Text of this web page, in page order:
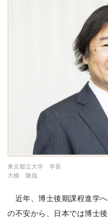
東京都立大学 学長
大橋 隆哉
近年、博士後期課程進学
の不安から、日本では博士